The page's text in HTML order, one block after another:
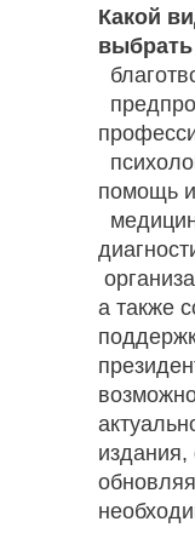
Какой
помощь
а также